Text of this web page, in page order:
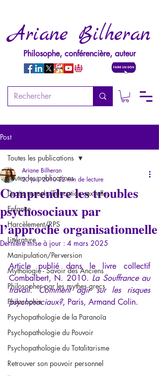
Ariane Bilheran
Philosophe, conférencière, auteur
Post
Toutes les publications
Droits sexuels/Education sexuelle
Enfance
Harcèlement/RPS
Littérature
Manipulation/Perversion
Mythologie - Savoir des Anciens
Philosopher par les mythes grecs
Philosophie
Psychopathologie de la Paranoïa
Psychopathologie du Pouvoir
Psychopathologie du Totalitarisme
Retrouver son pouvoir personnel
Toutes les publications
Comprendre les troubles
psychosociaux par
l’approche organisationnelle
Ariane Bilheran
20 juil. 2010 22 min de lecture
Dernière mise à jour : 4 mars 2025
Article publié dans le livre collectif
Combalbert, N. 2010. La Souffrance au
travail. Comment agir sur les risques
psychosociaux?, Paris, Armand Colin.